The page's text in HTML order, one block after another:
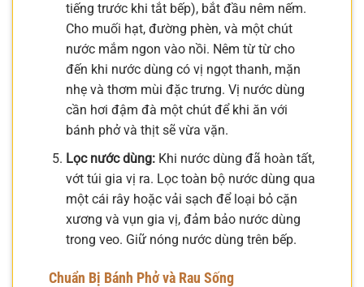
tiếng trước khi tắt bếp), bắt đầu nêm nếm.
Cho muối hạt, đường phèn, và một chút
nước mắm ngon vào nồi. Nêm từ từ cho
đến khi nước dùng có vị ngọt thanh, mặn
nhẹ và thơm mùi đặc trưng. Vị nước dùng
cần hơi đậm đà một chút để khi ăn với
bánh phở và thịt sẽ vừa vặn.
Lọc nước dùng:Khi nước dùng đã hoàn tất,
vớt túi gia vị ra. Lọc toàn bộ nước dùng qua
một cái rây hoặc vải sạch để loại bỏ cặn
xương và vụn gia vị, đảm bảo nước dùng
trong veo. Giữ nóng nước dùng trên bếp.
Chuẩn Bị Bánh Phở và Rau Sống